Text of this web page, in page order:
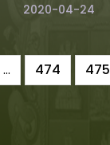
2020-04-24
... 474 475